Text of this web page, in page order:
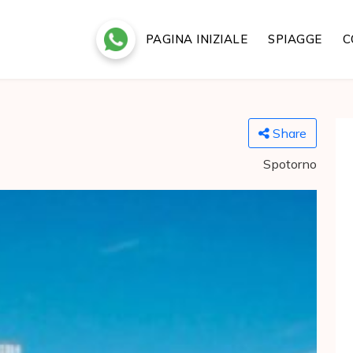
PAGINA INIZIALE SPIAGGE
Share
Spotorno